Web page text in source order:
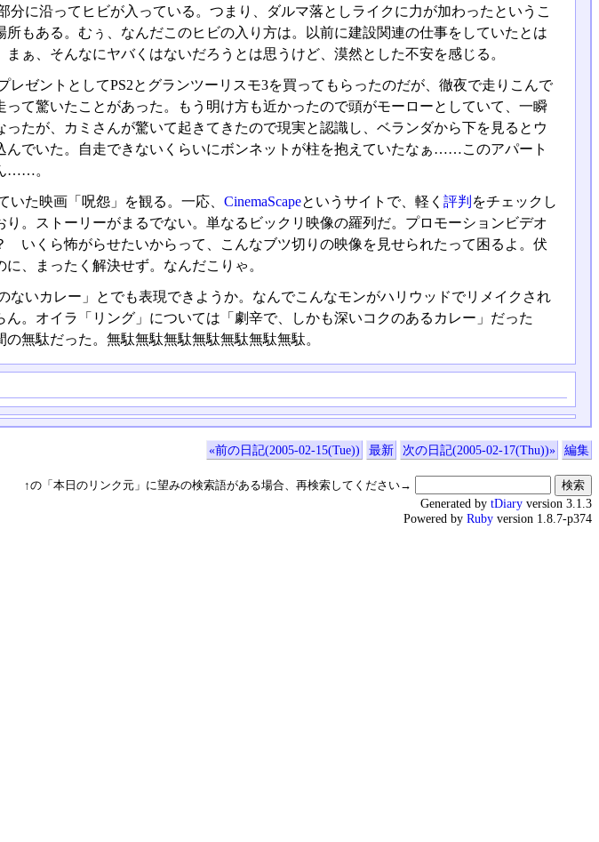
分に沿ってヒビが入っている。つまり、ダルマ落としライクに力が加わったというこ
もある。むぅ、なんだこのヒビの入り方は。以前に建設関連の仕事をしていたとは
ぁ、そんなにヤバくはないだろうとは思うけど、漠然とした不安を感じる。
レゼントとしてPS2とグランツーリスモ3を買ってもらったのだが、徹夜で走りこんで
て驚いたことがあった。もう明け方も近かったので頭がモーローとしていて、一瞬
たが、カミさんが驚いて起きてきたので現実と認識し、ベランダから下を見るとウ
んでいた。自走できないくらいにボンネットが柱を抱えていたなぁ……このアパート
……。
た映画「呪怨」を観る。一応、 CinemaScapeというサイトで、軽く 評判 をチェックし
。ストーリーがまるでない。単なるビックリ映像の羅列だ。プロモーションビデオ
いくら怖がらせたいからって、こんなブツ切りの映像を見せられたって困るよ。伏
、まったく解決せず。なんだこりゃ。
ないカレー」とでも表現できようか。なんでこんなモンがハリウッドでリメイクされ
。オイラ「リング」については「劇辛で、しかも深いコクのあるカレー」だった
無駄だった。無駄無駄無駄無駄無駄無駄無駄。
«前の日記(2005-02-15(Tue)) 最新 次の日記(2005-02-17(Thu))» 編集
↑の「本日のリンク元」に望みの検索語がある場合、再検索してください→
Generated by tDiary version 3.1.3
Powered by Ruby version 1.8.7-p374